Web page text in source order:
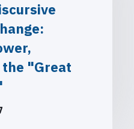
"Great